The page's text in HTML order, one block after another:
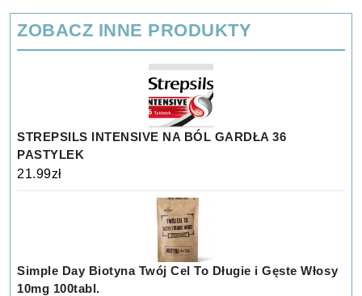
ZOBACZ INNE PRODUKTY
STREPSILS INTENSIVE NA BÓL GARDŁA 36
PASTYLEK
21.99zł
Simple Day Biotyna Twój Cel To Długie i Gęste Włosy
10mg 100tabl.